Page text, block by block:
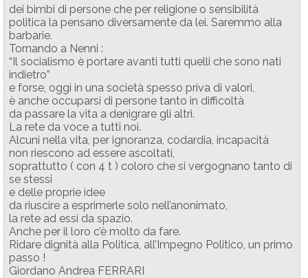
dei bimbi di persone che per religione o sensibilità
politica la pensano diversamente da lei. Saremmo alla
barbarie.
Tornando a Nenni :
“Il socialismo è portare avanti tutti quelli che sono nati
indietro”
e forse, oggi in una società spesso priva di valori,
è anche occuparsi di persone tanto in difficoltà
da passare la vita a denigrare gli altri.
La rete da voce a tutti noi.
Alcuni nella vita, per ignoranza, codardia, incapacità
non riescono ad essere ascoltati,
soprattutto ( con 4 t ) coloro che si vergognano tanto di
se stessi
e delle proprie idee
da riuscire a esprimerle solo nell’anonimato,
la rete ad essi da spazio.
Anche per il loro c’è molto da fare.
Ridare dignità alla Politica, all’Impegno Politico, un primo
passo !
Giordano Andrea FERRARI